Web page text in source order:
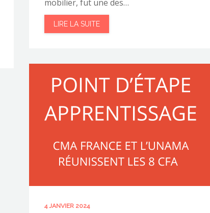
mobilier, fut une des…
LIRE LA SUITE
4 JANVIER 2024